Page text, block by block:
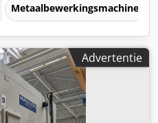
Metaalbewerkingsmachines
Advertentie